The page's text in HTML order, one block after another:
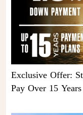
Exclusive Offer:
Pay Over 15 Years